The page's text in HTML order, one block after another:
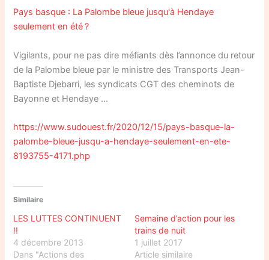
Pays basque : La Palombe bleue jusqu'à Hendaye
seulement en été ?
Vigilants, pour ne pas dire méfiants dès l’annonce du retour
de la Palombe bleue par le ministre des Transports Jean-
Baptiste Djebarri, les syndicats CGT des cheminots de
Bayonne et Hendaye …
https://www.sudouest.fr/2020/12/15/pays-basque-la-
palombe-bleue-jusqu-a-hendaye-seulement-en-ete-
8193755-4171.php
Similaire
LES LUTTES CONTINUENT
!!
4 décembre 2013
Dans "Actions des
Semaine d’action pour les
trains de nuit
1 juillet 2017
Article similaire